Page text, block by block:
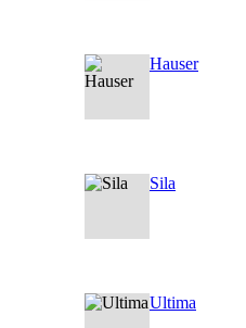
Hauser
Sila
Ultima